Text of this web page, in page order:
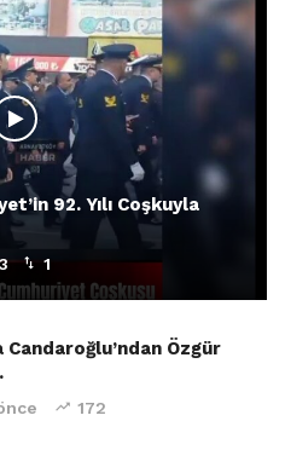
92. Yılı Coşkuyla
1
Özgür
172